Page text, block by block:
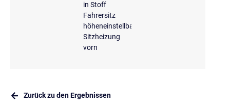
in Stoff
Fahrersitz
höheneinstellbar
Sitzheizung
vorn
Zurück zu den Ergebnissen